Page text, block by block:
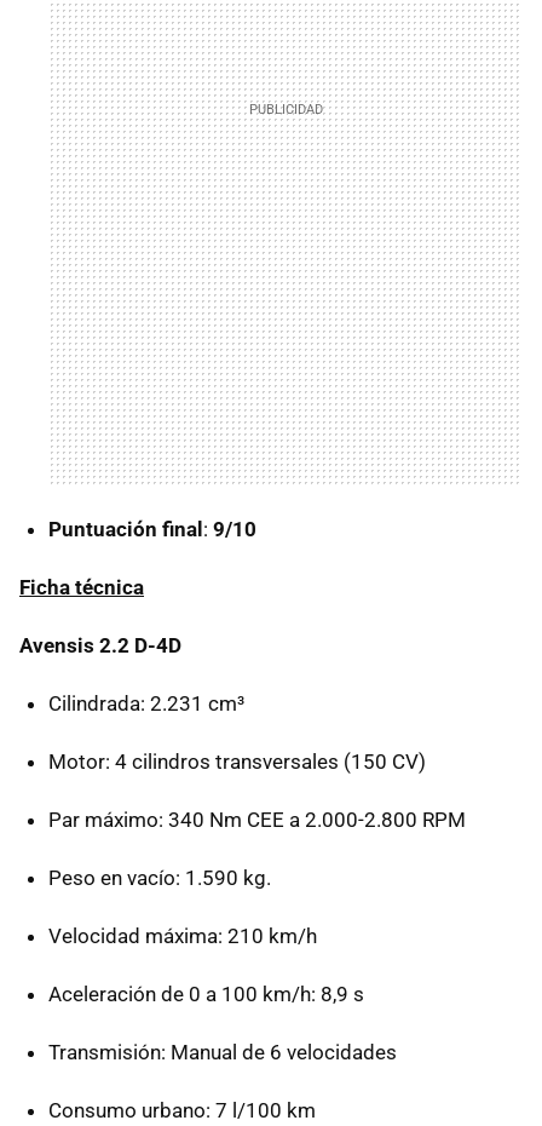
Puntuación final: 9/10
Ficha técnica
Avensis 2.2 D-4D
Cilindrada: 2.231 cm³
Motor: 4 cilindros transversales (150 CV)
Par máximo: 340 Nm CEE a 2.000-2.800 RPM
Peso en vacío: 1.590 kg.
Velocidad máxima: 210 km/h
Aceleración de 0 a 100 km/h: 8,9 s
Transmisión: Manual de 6 velocidades
Consumo urbano: 7 l/100 km